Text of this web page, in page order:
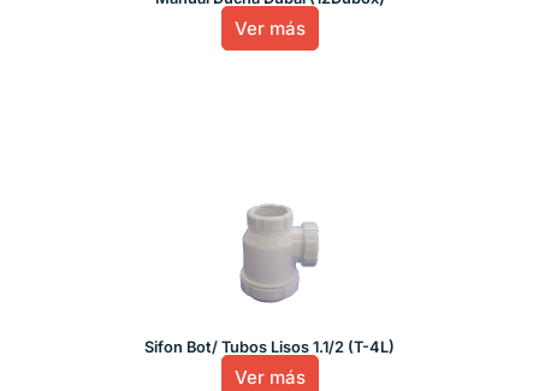
Ver más
Sifon Bot/ Tubos Lisos 1.1/2 (T-4L)
Ver más